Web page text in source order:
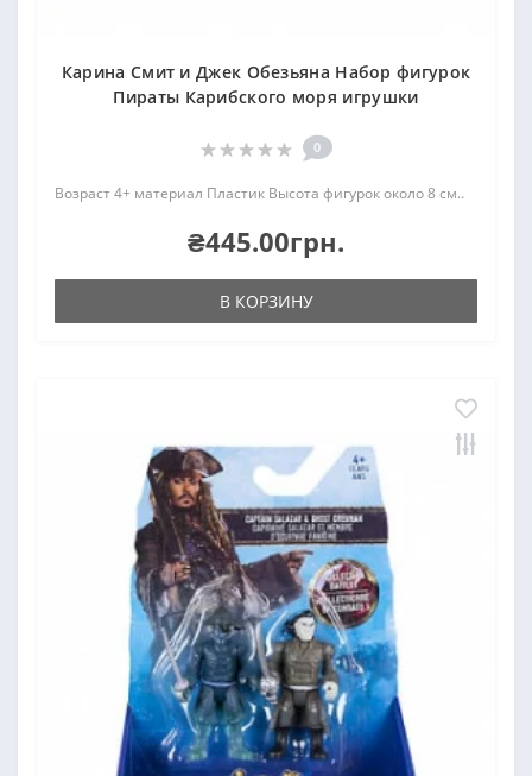
Карина Смит и Джек Обезьяна Набор фигурок
Пираты Карибского моря игрушки
0
Возраст 4+ материал Пластик Высота фигурок около 8 см..
₴445.00грн.
В КОРЗИНУ